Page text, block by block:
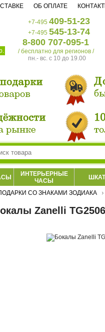
+7-495 409-51-23
+7-495 545-13-74
8-800 707-095-1
/ бесплатно для регионов /
пн.- вс. c 10 до 19.00
ОБ ОПЛАТЕ
ИНТЕРЬЕРНЫЕ
ЧАСЫ
СО ЗНАКАМИ ЗОДИАКА
Zanelli TG2506